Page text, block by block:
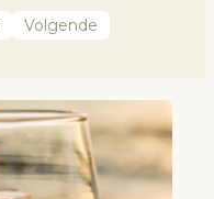
Volgende